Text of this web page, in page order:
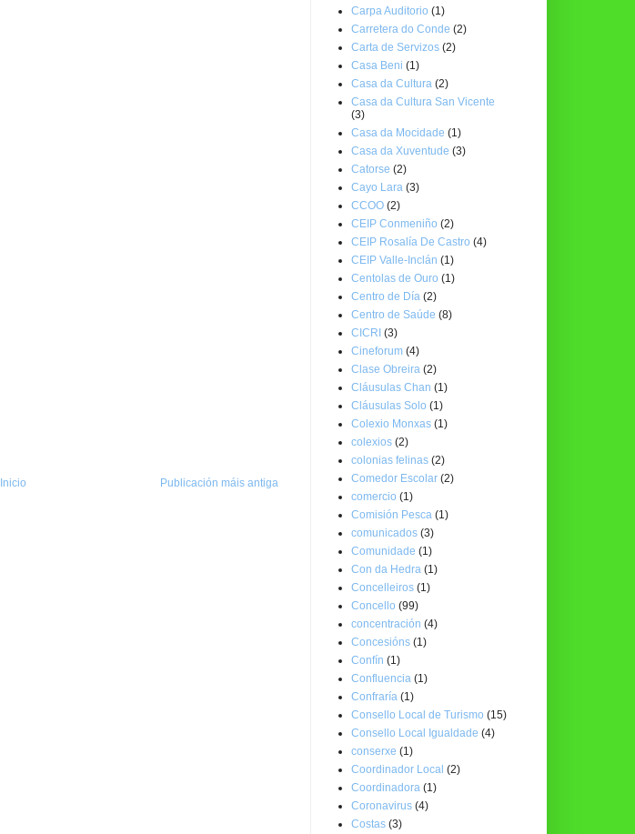
Publicación máis antiga
Inicio
Carpa Auditorio (1)
Carretera do Conde (2)
Carta de Servizos (2)
Casa Beni (1)
Casa da Cultura (2)
Casa da Cultura San Vicente
(3)
Casa da Mocidade (1)
Casa da Xuventude (3)
Catorse (2)
Cayo Lara (3)
CCOO (2)
CEIP Conmeniño (2)
CEIP Rosalía De Castro (4)
CEIP Valle-Inclán (1)
Centolas de Ouro (1)
Centro de Día (2)
Centro de Saúde (8)
CICRI (3)
Cineforum (4)
Clase Obreira (2)
Cláusulas Chan (1)
Cláusulas Solo (1)
Colexio Monxas (1)
colexios (2)
colonias felinas (2)
Comedor Escolar (2)
comercio (1)
Comisión Pesca (1)
comunicados (3)
Comunidade (1)
Con da Hedra (1)
Concelleiros (1)
Concello (99)
concentración (4)
Concesións (1)
Confín (1)
Confluencia (1)
Confraría (1)
Consello Local de Turismo (15)
Consello Local Igualdade (4)
conserxe (1)
Coordinador Local (2)
Coordinadora (1)
Coronavirus (4)
Costas (3)